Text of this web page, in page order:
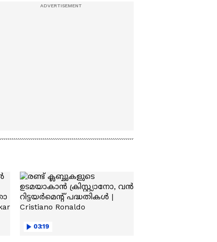
സംഘർഷം; വി
03:19